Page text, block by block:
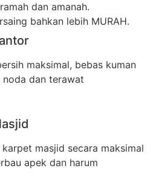
dan amanah.
bahkan lebih MURAH.
maksimal, bebas kuman
dan terawat
masjid secara maksimal
apek dan harum